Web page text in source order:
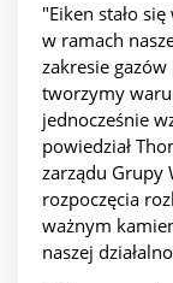
"Eiken stało
w ramach
zakresie
tworzymy
jednocześnie
powiedział
zarządu Grupy
rozpoczęcia
ważnym
naszej